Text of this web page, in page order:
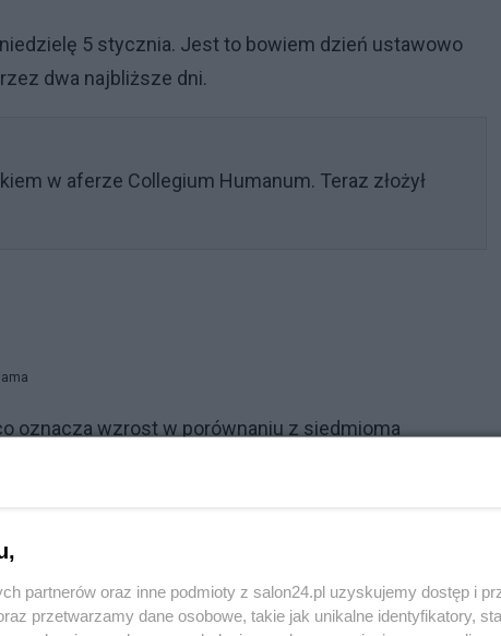
5 stycznia. Jest to bowiem dzień ustawowo
dwa najbliższe dni.
w aferze Collegium Humanum. Teraz złożył
oznacza wzrost w porównaniu z siedmioma
dopiero za trzy tygodnie, 26 stycznia.
niedziele przed Wigilią – 7, 14 i 21 grudnia 2025
Warto jednak pamiętać, że sklepy będą
partnerów oraz inne podmioty z salon24.pl uzyskujemy dostęp i
przetwarzamy dane osobowe, takie jak unikalne identyfikatory,